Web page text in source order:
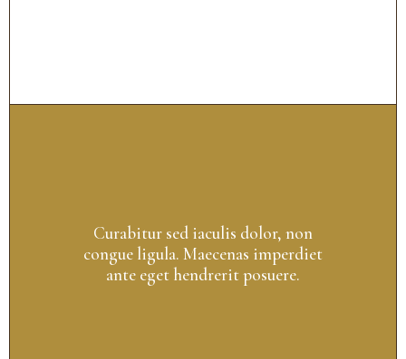
Curabitur sed iaculis dolor, non
congue ligula. Maecenas imperdiet
ante eget hendrerit posuere.